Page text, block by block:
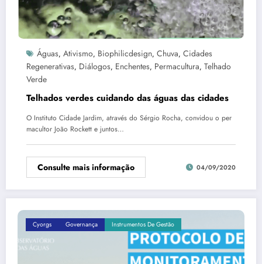
Águas, Ativismo, Biophilicdesign, Chuva, Cidades
Regenerativas, Diálogos, Enchentes, Permacultura, Telhado
Verde
Telhados verdes cuidando das águas das cidades
O Instituto Cidade Jardim, através do Sérgio Rocha, convidou o per
macultor João Rockett e juntos…
Consulte mais informação 04/09/2020
Cyorgs Governança Instrumentos De Gestão